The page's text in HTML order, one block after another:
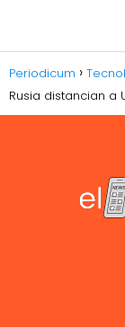
Periodicum
Rusia distancian a